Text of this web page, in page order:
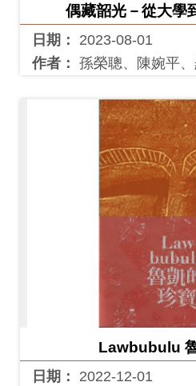
偶藏韶光－從大學
日期：
2023-08-01
作者： 孫榮聰、陳婉平
Lawbubulu
日期：
2022-12-01